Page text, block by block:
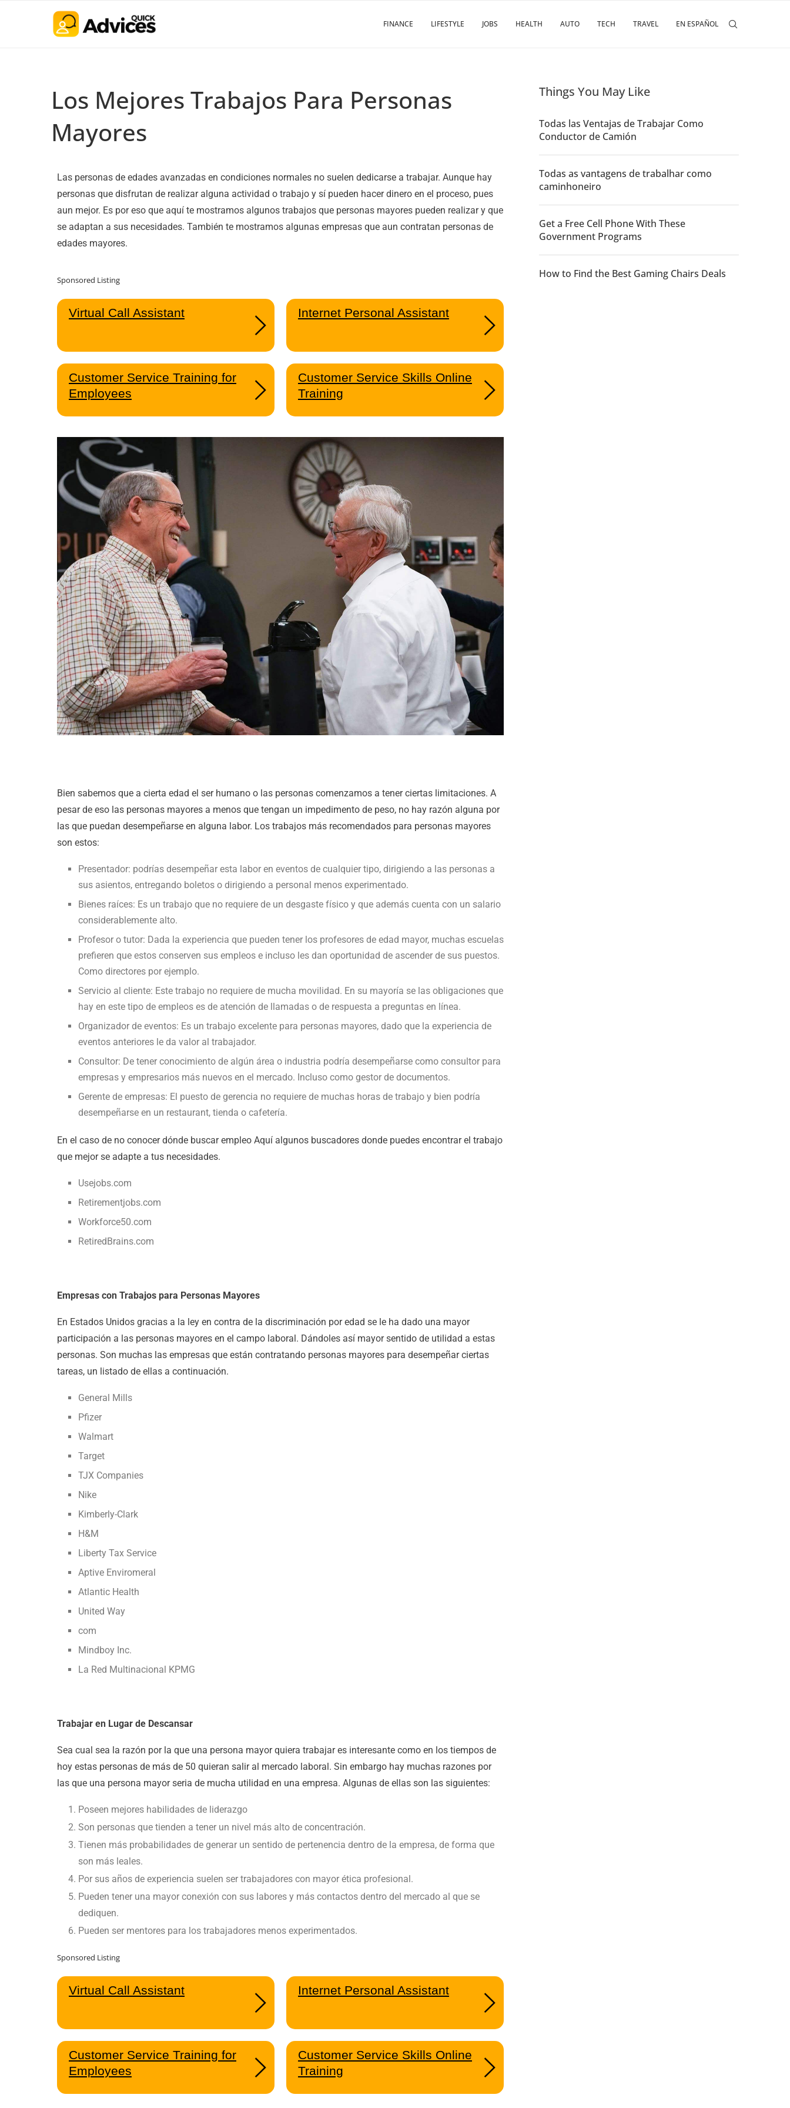
FINANCE LIFESTYLE JOBS HEALTH AUTO TECH TRAVEL EN ESPAÑOL
Los Mejores Trabajos Para Personas
Mayores
Las personas de edades avanzadas en condiciones normales no suelen dedicarse a trabajar. Aunque hay
personas que disfrutan de realizar alguna actividad o trabajo y sí pueden hacer dinero en el proceso, pues
aun mejor. Es por eso que aquí te mostramos algunos trabajos que personas mayores pueden realizar y que
se adaptan a sus necesidades. También te mostramos algunas empresas que aun contratan personas de
edades mayores.
Sponsored Listing
Virtual Call Assistant Internet Personal Assistant
Customer Service Training for
Employees
Customer Service Skills Online
Training
Bien sabemos que a cierta edad el ser humano o las personas comenzamos a tener ciertas limitaciones. A
pesar de eso las personas mayores a menos que tengan un impedimento de peso, no hay razón alguna por
las que puedan desempeñarse en alguna labor. Los trabajos más recomendados para personas mayores
son estos:
Presentador: podrías desempeñar esta labor en eventos de cualquier tipo, dirigiendo a las personas a
sus asientos, entregando boletos o dirigiendo a personal menos experimentado.
Bienes raíces: Es un trabajo que no requiere de un desgaste físico y que además cuenta con un salario
considerablemente alto.
Profesor o tutor: Dada la experiencia que pueden tener los profesores de edad mayor, muchas escuelas
prefieren que estos conserven sus empleos e incluso les dan oportunidad de ascender de sus puestos.
Como directores por ejemplo.
Servicio al cliente: Este trabajo no requiere de mucha movilidad. En su mayoría se las obligaciones que
hay en este tipo de empleos es de atención de llamadas o de respuesta a preguntas en línea.
Organizador de eventos: Es un trabajo excelente para personas mayores, dado que la experiencia de
eventos anteriores le da valor al trabajador.
Consultor: De tener conocimiento de algún área o industria podría desempeñarse como consultor para
empresas y empresarios más nuevos en el mercado. Incluso como gestor de documentos.
Gerente de empresas: El puesto de gerencia no requiere de muchas horas de trabajo y bien podría
desempeñarse en un restaurant, tienda o cafetería.
En el caso de no conocer dónde buscar empleo Aquí algunos buscadores donde puedes encontrar el trabajo
que mejor se adapte a tus necesidades.
Usejobs.com
Retirementjobs.com
Workforce50.com
RetiredBrains.com
Empresas con Trabajos para Personas Mayores
En Estados Unidos gracias a la ley en contra de la discriminación por edad se le ha dado una mayor
participación a las personas mayores en el campo laboral. Dándoles así mayor sentido de utilidad a estas
personas. Son muchas las empresas que están contratando personas mayores para desempeñar ciertas
tareas, un listado de ellas a continuación.
General Mills
Pfizer
Walmart
Target
TJX Companies
Nike
Kimberly-Clark
H&M
Liberty Tax Service
Aptive Enviromeral
Atlantic Health
United Way
com
Mindboy Inc.
La Red Multinacional KPMG
Trabajar en Lugar de Descansar
Sea cual sea la razón por la que una persona mayor quiera trabajar es interesante como en los tiempos de
hoy estas personas de más de 50 quieran salir al mercado laboral. Sin embargo hay muchas razones por
las que una persona mayor seria de mucha utilidad en una empresa. Algunas de ellas son las siguientes:
Poseen mejores habilidades de liderazgo
Son personas que tienden a tener un nivel más alto de concentración.
Tienen más probabilidades de generar un sentido de pertenencia dentro de la empresa, de forma que
son más leales.
Por sus años de experiencia suelen ser trabajadores con mayor ética profesional.
Pueden tener una mayor conexión con sus labores y más contactos dentro del mercado al que se
dediquen.
Pueden ser mentores para los trabajadores menos experimentados.
Sponsored Listing
Virtual Call Assistant Internet Personal Assistant
Customer Service Training for
Employees
Customer Service Skills Online
Training
Things You May Like
Todas las Ventajas de Trabajar Como
Conductor de Camión
Todas as vantagens de trabalhar como
caminhoneiro
Get a Free Cell Phone With These
Government Programs
How to Find the Best Gaming Chairs Deals